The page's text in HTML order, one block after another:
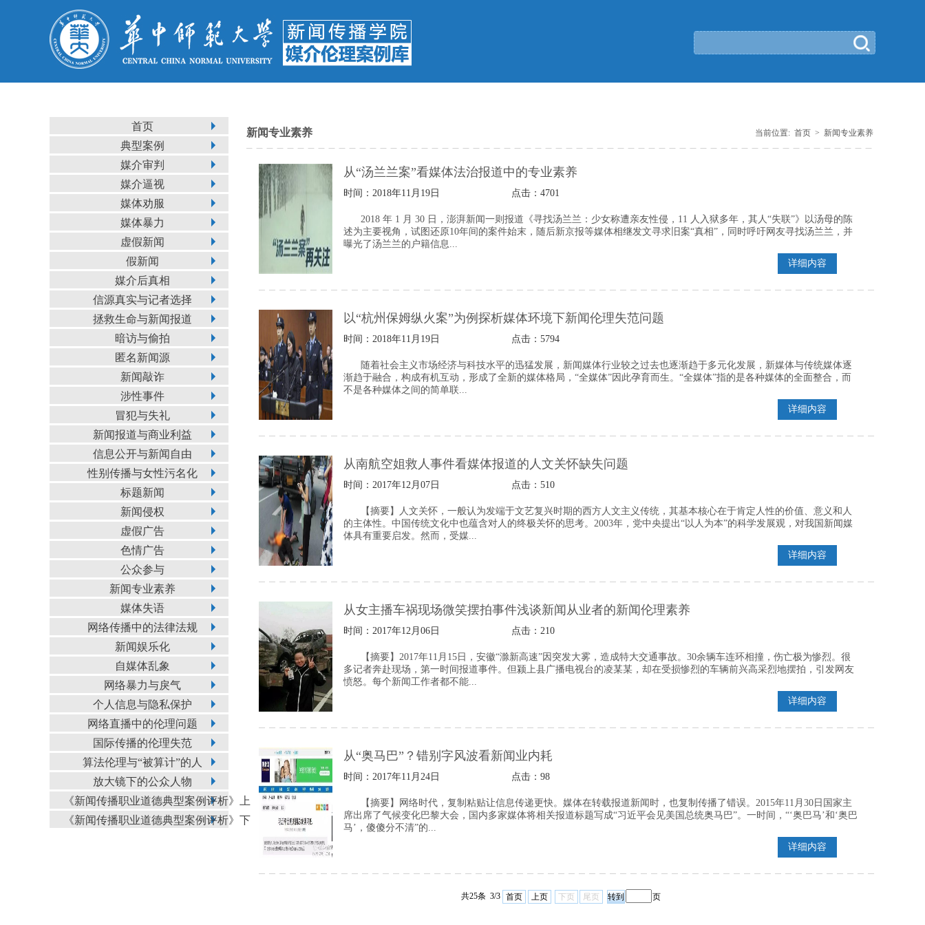
首页
典型案例
媒介审判
媒介逼视
媒体劝服
媒体暴力
虚假新闻
假新闻
媒介后真相
信源真实与记者选择
拯救生命与新闻报道
暗访与偷拍
匿名新闻源
新闻敲诈
涉性事件
冒犯与失礼
新闻报道与商业利益
信息公开与新闻自由
性别传播与女性污名化
标题新闻
新闻侵权
虚假广告
色情广告
公众参与
新闻专业素养
媒体失语
网络传播中的法律法规
新闻娱乐化
自媒体乱象
网络暴力与戾气
个人信息与隐私保护
网络直播中的伦理问题
国际传播的伦理失范
算法伦理与“被算计”的人
放大镜下的公众人物
《新闻传播职业道德典型案例评析》上
《新闻传播职业道德典型案例评析》下
新闻专业素养 当前位置: 首页 > 新闻专业素养
从“汤兰兰案”看媒体法治报道中的专业素养
时间：2018年11月19日 点击： 4701
2018 年 1 月 30 日，澎湃新闻一则报道《寻找汤兰兰：少女称遭亲友性侵，11 人入狱多年，其人“失联”》以汤母的陈
述为主要视角，试图还原10年间的案件始末，随后新京报等媒体相继发文寻求旧案“真相”，同时呼吁网友寻找汤兰兰，并
曝光了汤兰兰的户籍信息...
详细内容
以“杭州保姆纵火案”为例探析媒体环境下新闻伦理失范问题
时间：2018年11月19日 点击： 5794
随着社会主义市场经济与科技水平的迅猛发展，新闻媒体行业较之过去也逐渐趋于多元化发展，新媒体与传统媒体逐
渐趋于融合，构成有机互动，形成了全新的媒体格局，“全媒体”因此孕育而生。“全媒体”指的是各种媒体的全面整合，而
不是各种媒体之间的简单联...
详细内容
从南航空姐救人事件看媒体报道的人文关怀缺失问题
时间：2017年12月07日 点击： 510
【摘要】人文关怀，一般认为发端于文艺复兴时期的西方人文主义传统，其基本核心在于肯定人性的价值、意义和人
的主体性。中国传统文化中也蕴含对人的终极关怀的思考。2003年，党中央提出“以人为本”的科学发展观，对我国新闻媒
体具有重要启发。然而，受媒...
详细内容
从女主播车祸现场微笑摆拍事件浅谈新闻从业者的新闻伦理素养
时间：2017年12月06日 点击： 210
【摘要】2017年11月15日，安徽“滁新高速”因突发大雾，造成特大交通事故。30余辆车连环相撞，伤亡极为惨烈。很
多记者奔赴现场，第一时间报道事件。但颍上县广播电视台的凌某某，却在受损惨烈的车辆前兴高采烈地摆拍，引发网友
愤怒。每个新闻工作者都不能...
详细内容
从“奥马巴”？错别字风波看新闻业内耗
时间：2017年11月24日 点击： 98
【摘要】网络时代，复制粘贴让信息传递更快。媒体在转载报道新闻时，也复制传播了错误。2015年11月30日国家主
席出席了气候变化巴黎大会，国内多家媒体将相关报道标题写成“习近平会见美国总统奥马巴”。一时间，“‘奥巴马’和‘奥巴
马’，傻傻分不清”的...
详细内容
共25条 3/3 首页 上页 下页 尾页 页